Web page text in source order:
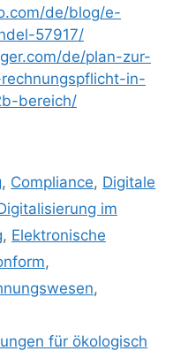
de/blog/e-
57917/
de/plan-zur-
in-
bereich/
, Compliance, Digitale
im
, Elektronische
,
,
für ökologisch